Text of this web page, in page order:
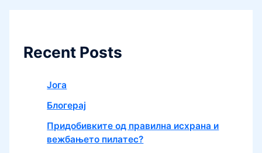
Recent Posts
Јога
Блогерај
Придобивките од правилна исхрана и
вежбањето пилатес?